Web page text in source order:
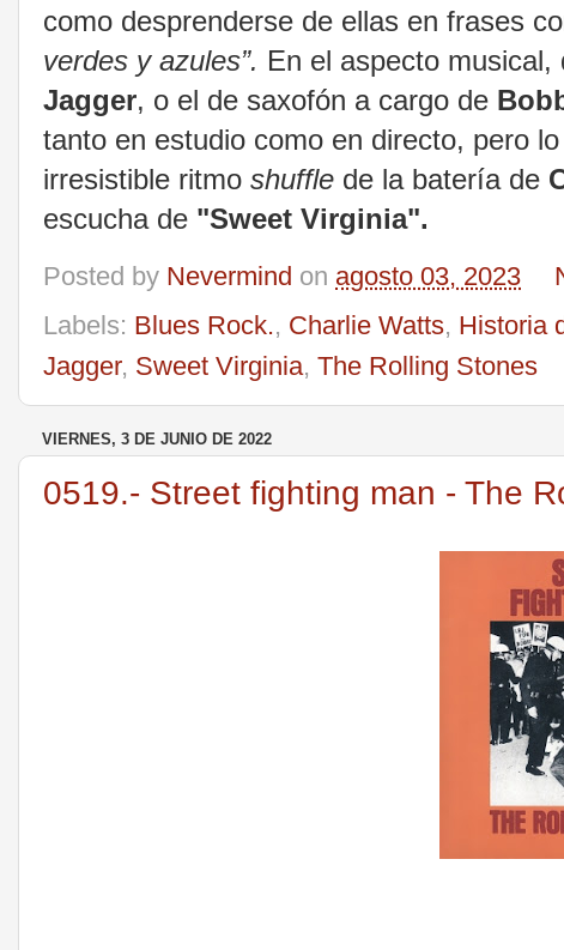
como desprenderse de ellas en frases
verdes y azules”. En el aspecto
Jagger, o el de saxofón a cargo de
tanto en estudio como en directo, pero
irresistible ritmo shuffle de la batería de
escucha de "Sweet Virginia".
Posted by Nevermind on agosto 03, 2023
Labels: Blues Rock., Charlie Watts, Historia
Jagger, Sweet Virginia, The Rolling Stones
VIERNES, 3 DE JUNIO DE 2022
0519.- Street fighting man - The